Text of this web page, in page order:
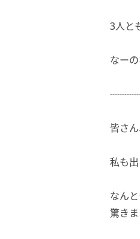
3人と
なー
皆さ
私も
なん
驚き